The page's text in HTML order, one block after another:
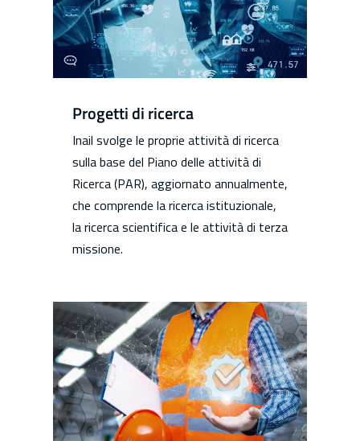
Progetti di ricerca
Inail svolge le proprie attività di ricerca
sulla base del Piano delle attività di
Ricerca (PAR), aggiornato annualmente,
che comprende la ricerca istituzionale,
la ricerca scientifica e le attività di terza
missione.